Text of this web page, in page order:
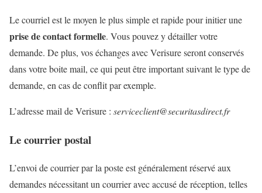
Le courriel est le moyen le plus simple et rapide pour initier une
prise de contact formelle. Vous pouvez y détailler votre
demande. De plus, vos échanges avec Verisure seront conservés
dans votre boite mail, ce qui peut être important suivant le type de
demande, en cas de conflit par exemple.
L’adresse mail de Verisure : serviceclient@securitasdirect.fr
Le courrier postal
L’envoi de courrier par la poste est généralement réservé aux
demandes nécessitant un courrier avec accusé de réception, telles